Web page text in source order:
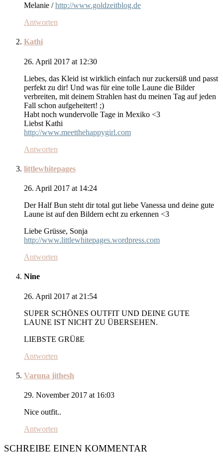
Melanie /http://www.goldzeitblog.de
Antworten
Kathi
26. April 2017 at 12:30
Liebes, das Kleid ist wirklich einfach nur zuckersüß und passt
perfekt zu dir! Und was für eine tolle Laune die Bilder
verbreiten, mit deinem Strahlen hast du meinen Tag auf jeden
Fall schon aufgeheitert! ;)
Habt noch wundervolle Tage in Mexiko <3
Liebst Kathi
http://www.meetthehappygirl.com
Antworten
littlewhitepages
26. April 2017 at 14:24
Der Half Bun steht dir total gut liebe Vanessa und deine gute
Laune ist auf den Bildern echt zu erkennen <3
Liebe Grüsse, Sonja
http://www.littlewhitepages.wordpress.com
Antworten
Nine
26. April 2017 at 21:54
SUPER SCHÖNES OUTFIT UND DEINE GUTE
LAUNE IST NICHT ZU ÜBERSEHEN.
LIEBSTE GRÜßE
Antworten
Varuna jithesh
29. November 2017 at 16:03
Nice outfit..
Antworten
SCHREIBE EINEN KOMMENTAR